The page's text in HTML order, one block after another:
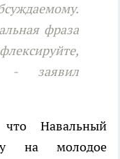
фраза
- заявил
Навальный
на молодое